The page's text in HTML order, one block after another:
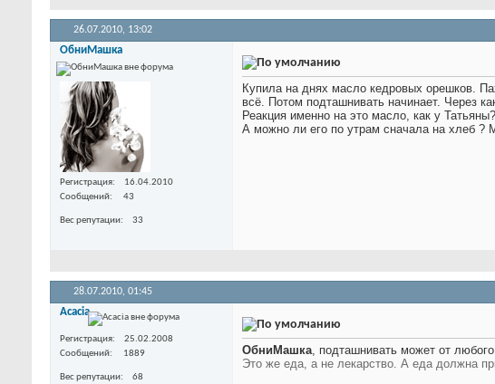
26.07.2010, 13:02
ОбниМашка
Регистрация
16.04.2010
Сообщений
43
Вес репутации 33
Купила на днях масло кедровых орешков.
всё. Потом подташнивать начинает. Через
Реакция именно на это масло, как у Татьяны?
А можно ли его по утрам сначала на хлеб ?
28.07.2010, 01:45
Acacia
Регистрация
25.02.2008
Сообщений
1889
Вес репутации 68
ОбниМашка, подташнивать может от
Это же еда, а не лекарство. А еда должна